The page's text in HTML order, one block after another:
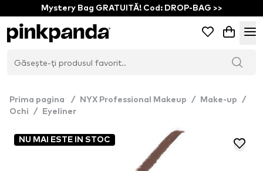
Mystery Bag GRATUITĂ! Cod: DROP-BAG >>
Prima pagina / NYX Professional Makeup / Make-up
/
Ochi
/ Eyeliner
NU MAI ESTE IN STOC